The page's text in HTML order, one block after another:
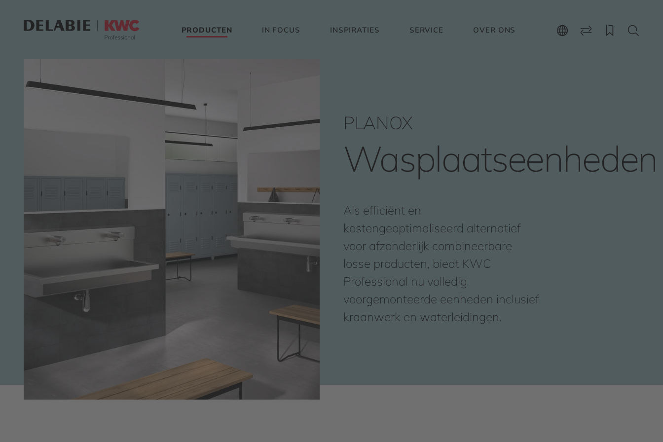
PRODUCTEN IN FOCUS INSPIRATIES SERVICE OVER ONS
PLANOX
Wasplaatseenheden
Als efficiënt en
kostengeoptimaliseerd alternatief
voor afzonderlijk combineerbare
losse producten, biedt KWC
Professional nu volledig
voorgemonteerde eenheden inclusief
kraanwerk en waterleidingen.